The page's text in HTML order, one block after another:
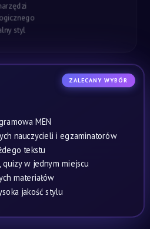
styl
ZALECANY WYBÓR
MEN
nauczycieli i egzaminatorów
tekstu
quizy w jednym miejscu
materiałów
jakość stylu